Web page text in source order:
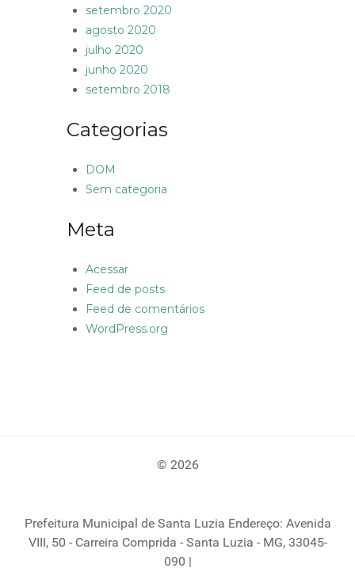
setembro 2020
agosto 2020
julho 2020
junho 2020
setembro 2018
Categorias
DOM
Sem categoria
Meta
Acessar
Feed de posts
Feed de comentários
WordPress.org
© 2026
Prefeitura Municipal de Santa Luzia Endereço: Avenida
VIII, 50 - Carreira Comprida - Santa Luzia - MG, 33045-
090 |